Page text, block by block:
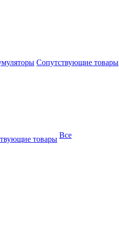
Сопутствующие товары
товары Все